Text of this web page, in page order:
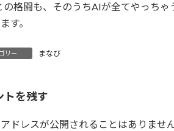
の格闘も、そのうちAIが全てやっち
す。
リー まなび
トを残す
ドレスが公開されることはありません